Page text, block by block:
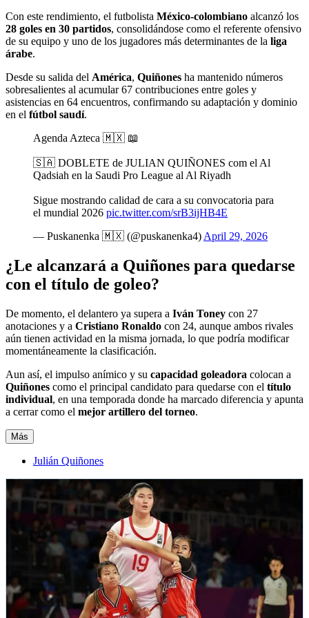
Con este rendimiento, el futbolista México-colombiano alcanzó los
28 goles en 30 partidos, consolidándose como el referente ofensivo
de su equipo y uno de los jugadores más determinantes de la liga
árabe.
Desde su salida del América, Quiñones ha mantenido números
sobresalientes al acumular 67 contribuciones entre goles y
asistencias en 64 encuentros, confirmando su adaptación y dominio
en el fútbol saudí.
Agenda Azteca 🇲🇽 📖
🇸🇦 DOBLETE de JULIAN QUIÑONES com el Al
Qadsiah en la Saudi Pro League al Al Riyadh
Sigue mostrando calidad de cara a su convocatoria para
el mundial 2026 pic.twitter.com/srB3ijHB4E
— Puskanenka 🇲🇽 (@puskanenka4) April 29, 2026
¿Le alcanzará a Quiñones para quedarse
con el título de goleo?
De momento, el delantero ya supera a Iván Toney con 27
anotaciones y a Cristiano Ronaldo con 24, aunque ambos rivales
aún tienen actividad en la misma jornada, lo que podría modificar
momentáneamente la clasificación.
Aun así, el impulso anímico y su capacidad goleadora colocan a
Quiñones como el principal candidato para quedarse con el título
individual, en una temporada donde ha marcado diferencia y apunta
a cerrar como el mejor artillero del torneo.
Más
Julián Quiñones